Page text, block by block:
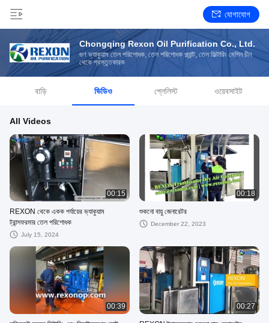
যোগাযোগ
Chongqing Rexon Oil Purification Co., Ltd.
গুণ ভ্যাকুয়াম তেল পরিশোধক, তেল পরিশোধক প্ল্যান্ট, তেল ফিল্টারিং মেশিন চীন
থেকে প্রস্তুতকারক
বাড়ি ভিডিও প্লেলিস্ট ওয়েবসাইট
All Videos
00:15
REXON থেকে একক পর্যায়ের ভ্যাকুয়াম
ট্রান্সফরমার তেল পরিশোধক
July 15, 2024
00:18
শুকনো বায়ু জেনারেটর
December 22, 2023
00:39 00:27